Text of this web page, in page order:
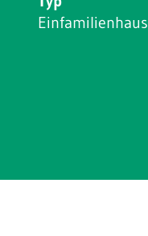
Einfamilienhaus